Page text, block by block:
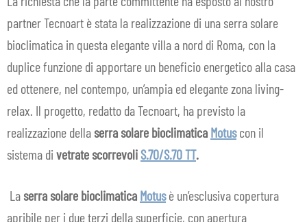
partner Tecnoart è stata la realizzazione di una serra solare
bioclimatica in questa elegante villa a nord di Roma, con la
duplice funzione di apportare un beneficio energetico alla casa
ed ottenere, nel contempo, un’ampia ed elegante zona living-
relax. Il progetto, redatto da Tecnoart, ha previsto la
realizzazione della serra solare bioclimatica Motuscon il
sistema di vetrate scorrevoli S.70/S.70 TT.
La serra solare bioclimatica Motusè un’esclusiva copertura
apribile per i due terzi della superficie, con apertura